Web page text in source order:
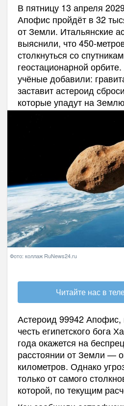
В пятницу 13 апреля
Апофис пройдёт в 32
от Земли. Итальянские
выяснили, что 450-
столкнуться со
геостационарной
учёные добавили:
заставит астероид
которые упадут на
Фото: коллаж RuNews24.ru
Читайте нас в
Астероид 99942 Апофис,
честь египетского бога
года окажется на
расстоянии от Земли —
километров. Однако
только от самого
которой, по текущим